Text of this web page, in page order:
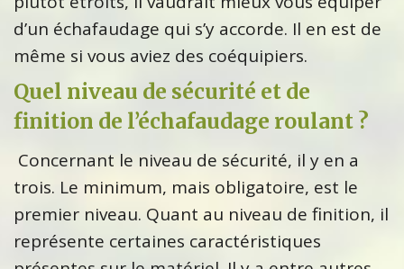
d’un échafaudage qui s’y accorde. Il en est de
même si vous aviez des coéquipiers.
Quel niveau de sécurité et de
finition de l’échafaudage roulant ?
Concernant le niveau de sécurité, il y en a
trois. Le minimum, mais obligatoire, est le
premier niveau. Quant au niveau de finition, il
représente certaines caractéristiques